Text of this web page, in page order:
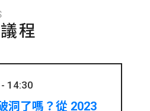
程
14:30
洞了嗎？從 2023